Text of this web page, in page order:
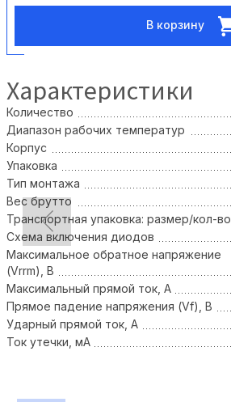
В корзину
Характеристики
Количество
Диапазон рабочих температур
Корпус
Упаковка
Тип монтажа
Вес брутто
Транспортная упаковка: размер/кол-во
Схема включения диодов
Максимальное обратное напряжение
(Vrrm), В
Максимальный прямой ток, А
Прямое падение напряжения (Vf), В
Ударный прямой ток, А
Ток утечки, мА